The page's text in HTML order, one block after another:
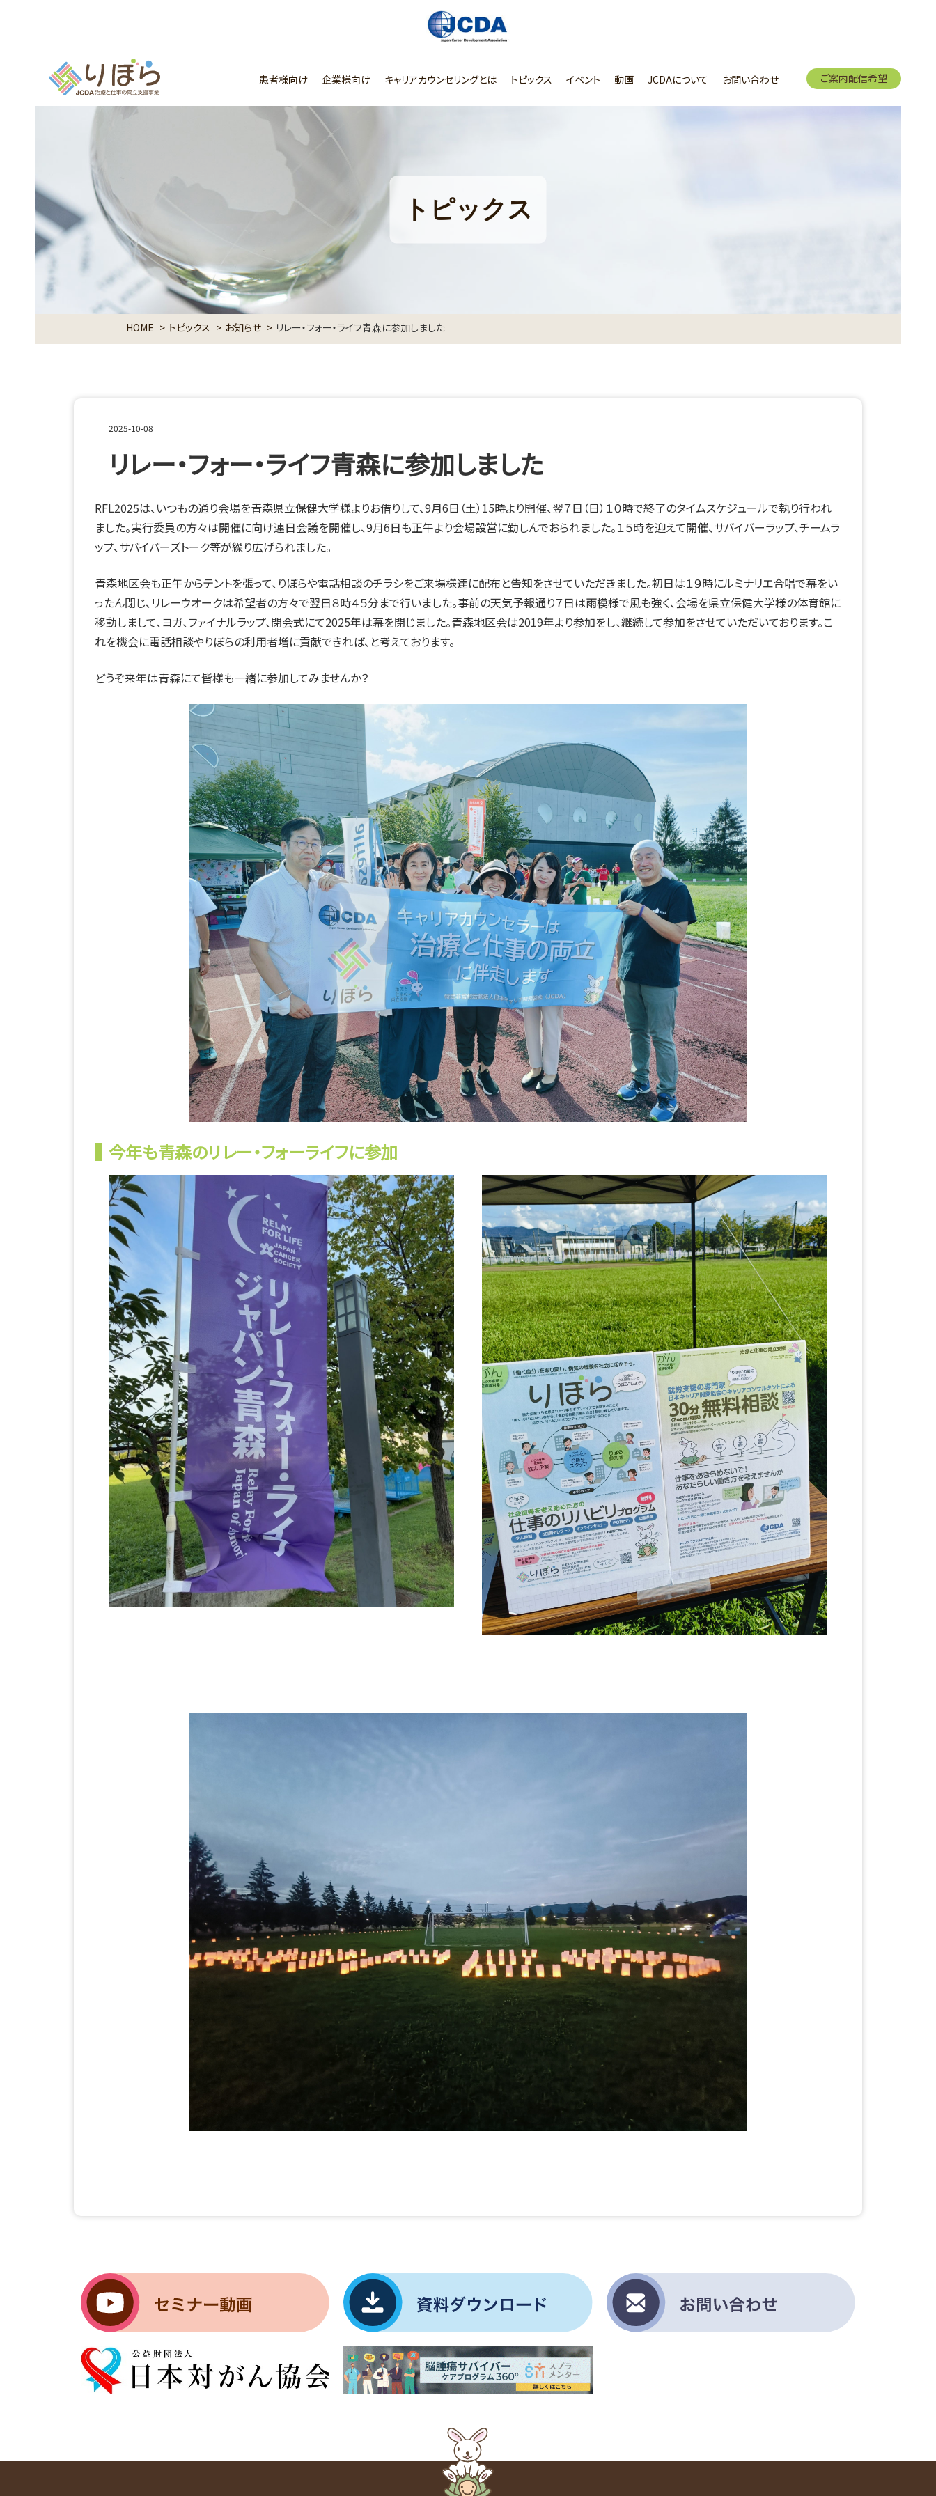
患者様向け 企業様向け キャリアカウンセリングとは トピックス イベント 動画 JCDAについて お問い合わせ ご案内配信希望
トピックス
HOME トピックス お知らせ リレー・フォー・ライフ青森に参加しました
2025-10-08
リレー・フォー・ライフ青森に参加しました
RFL2025は、いつもの通り会場を青森県立保健大学様よりお借りして、9月6日（土）15時より開催、翌７日（日）１０時で終了のタイムスケジュールで執り行われ
ました。実行委員の方々は開催に向け連日会議を開催し、9月6日も正午より会場設営に勤しんでおられました。１５時を迎えて開催、サバイバーラップ、チームラ
ップ、サバイバーズトーク等が繰り広げられました。
青森地区会も正午からテントを張って、りぼらや電話相談のチラシをご来場様達に配布と告知をさせていただきました。初日は１９時にルミナリエ合唱で幕をい
ったん閉じ、リレーウオークは希望者の方々で翌日８時４５分まで行いました。事前の天気予報通り７日は雨模様で風も強く、会場を県立保健大学様の体育館に
移動しまして、ヨガ、ファイナルラップ、閉会式にて2025年は幕を閉じました。青森地区会は2019年より参加をし、継続して参加をさせていただいております。こ
れを機会に電話相談やりぼらの利用者増に貢献できれば、と考えております。
どうぞ来年は青森にて皆様も一緒に参加してみませんか？
今年も青森のリレー・フォーライフに参加